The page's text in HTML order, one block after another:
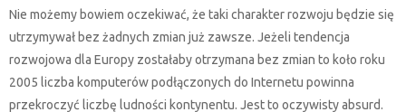
Nie możemy bowiem oczekiwać, że taki charakter rozwoju będzie się
utrzymywał bez żadnych zmian już zawsze. Jeżeli tendencja
rozwojowa dla Europy zostałaby otrzymana bez zmian to koło roku
2005 liczba komputerów podłączonych do Internetu powinna
przekroczyć liczbę ludności kontynentu. Jest to oczywisty absurd.